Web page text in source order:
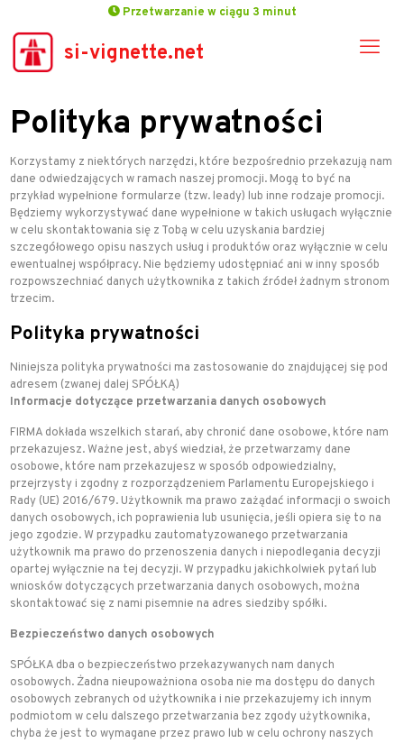
Przetwarzanie w ciągu 3 minut
si-vignette.net
Polityka prywatności
Korzystamy z niektórych narzędzi, które bezpośrednio przekazują nam
dane odwiedzających w ramach naszej promocji. Mogą to być na
przykład wypełnione formularze (tzw. leady) lub inne rodzaje promocji.
Będziemy wykorzystywać dane wypełnione w takich usługach wyłącznie
w celu skontaktowania się z Tobą w celu uzyskania bardziej
szczegółowego opisu naszych usług i produktów oraz wyłącznie w celu
ewentualnej współpracy. Nie będziemy udostępniać ani w inny sposób
rozpowszechniać danych użytkownika z takich źródeł żadnym stronom
trzecim.
Polityka prywatności
Niniejsza polityka prywatności ma zastosowanie do znajdującej się pod
adresem (zwanej dalej SPÓŁKĄ)
Informacje dotyczące przetwarzania danych osobowych
FIRMA dokłada wszelkich starań, aby chronić dane osobowe, które nam
przekazujesz. Ważne jest, abyś wiedział, że przetwarzamy dane
osobowe, które nam przekazujesz w sposób odpowiedzialny,
przejrzysty i zgodny z rozporządzeniem Parlamentu Europejskiego i
Rady (UE) 2016/679. Użytkownik ma prawo zażądać informacji o swoich
danych osobowych, ich poprawienia lub usunięcia, jeśli opiera się to na
jego zgodzie. W przypadku zautomatyzowanego przetwarzania
użytkownik ma prawo do przenoszenia danych i niepodlegania decyzji
opartej wyłącznie na tej decyzji. W przypadku jakichkolwiek pytań lub
wniosków dotyczących przetwarzania danych osobowych, można
skontaktować się z nami pisemnie na adres siedziby spółki.
Bezpieczeństwo danych osobowych
SPÓŁKA dba o bezpieczeństwo przekazywanych nam danych
osobowych. Żadna nieupoważniona osoba nie ma dostępu do danych
osobowych zebranych od użytkownika i nie przekazujemy ich innym
podmiotom w celu dalszego przetwarzania bez zgody użytkownika,
chyba że jest to wymagane przez prawo lub w celu ochrony naszych